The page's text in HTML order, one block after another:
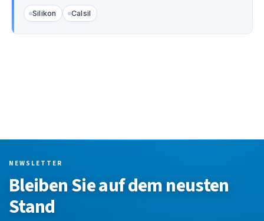
Silikon Calsil
NEWSLETTER
Bleiben Sie auf dem neusten
Stand